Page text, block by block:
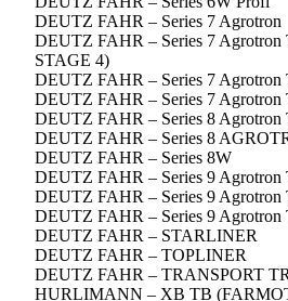
DEUTZ FAHR – Series 7 Agrotron
DEUTZ FAHR – Series 7
STAGE 4)
DEUTZ FAHR – Series 7
DEUTZ FAHR – Series 7
DEUTZ FAHR – Series 8
DEUTZ FAHR – Series 8
DEUTZ FAHR – Series 8W
DEUTZ FAHR – Series 9
DEUTZ FAHR – Series 9
DEUTZ FAHR – Series 9
DEUTZ FAHR – STARLINER
DEUTZ FAHR – TOPLINER
DEUTZ FAHR – TRANSPORT
HURLIMANN – XB TB